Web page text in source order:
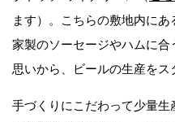
ます）。こちらの敷地内に
家製のソーセージやハムに合
思いから、ビールの生産をス
手づくりにこだわって少量